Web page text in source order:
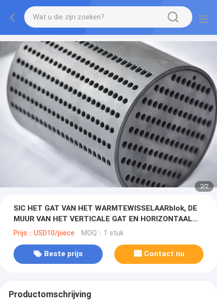
2/2
SIC HET GAT VAN HET WARMTEWISSELAARblok, DE
MUUR VAN HET VERTICALE GAT EN HORIZONTAAL
GAT OM TWEE MEDIA HITTEoverdracht TE BEREIKEN
Prijs：USD10/piece MOQ：1 stuk
Beste prijs Contact nu
Productomschrijving